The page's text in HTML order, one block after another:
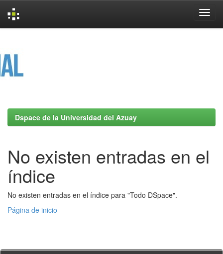
Dspace de la Universidad del Azuay
No existen entradas en el
índice
No existen entradas en el índice para "Todo DSpace".
Página de inicio